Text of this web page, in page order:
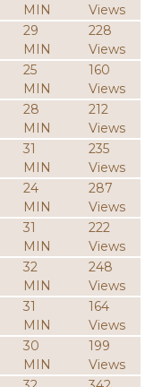
MIN
Views
29
MIN
228
Views
25
MIN
160
Views
28
MIN
212
Views
31
MIN
235
Views
24
MIN
287
Views
31
MIN
222
Views
32
MIN
248
Views
31
MIN
164
Views
30
MIN
199
Views